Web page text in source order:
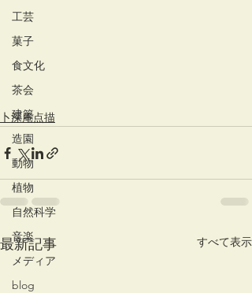
工芸
菓子
食文化
茶会
建築
造園
動物
植物
自然科学
音楽
メディア
blog
卜深庵点描
最新記事 すべて表示